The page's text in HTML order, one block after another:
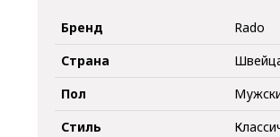
Бренд
Rado
Страна
Пол
Стиль